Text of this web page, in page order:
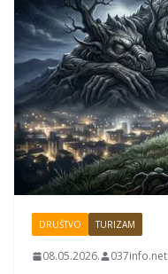
DRUŠTVO TURIZAM
08.05.2026. 037info.net